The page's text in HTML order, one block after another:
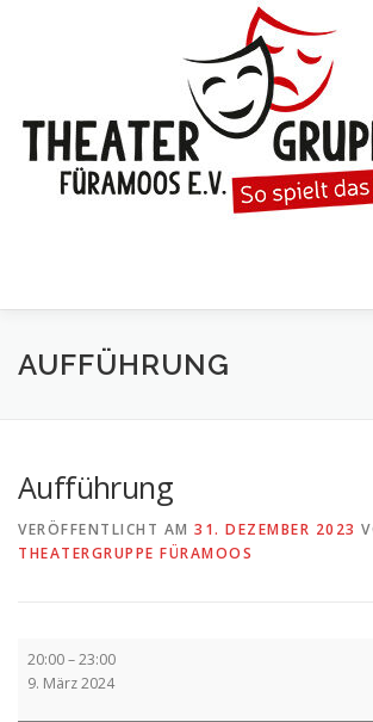
STARTSEITE DIE THEATERGRUPPE
KALENDER GESPIELTE STÜCKE
AUFFÜHRUNG
Aufführung
VERÖFFENTLICHT AM 31. DEZEMBER 2023
THEATERGRUPPE FÜRAMOOS
20:00–23:00
9. März 2024